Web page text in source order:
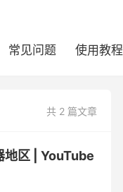
常见问题 使用教程
共 2 篇文章
地区 | YouTube